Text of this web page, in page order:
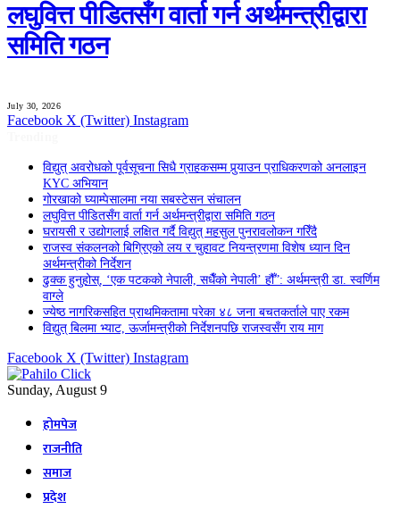
लघुवित्त पीडितसँग वार्ता गर्न अर्थमन्त्रीद्वारा
समिति गठन
July 30, 2026
Facebook X (Twitter) Instagram
विद्युत् अवरोधको पूर्वसूचना सिधै ग्राहकसम्म पुर्‍याउन प्राधिकरणको अनलाइन
KYC अभियान
गोरखाको घ्याम्पेसालमा नया सबस्टेसन संचालन
लघुवित्त पीडितसँग वार्ता गर्न अर्थमन्त्रीद्वारा समिति गठन
घरायसी र उद्योगलाई लक्षित गर्दै विद्युत् महसुल पुनरावलोकन गरिँदै
राजस्व संकलनको बिग्रिएको लय र चुहावट नियन्त्रणमा विशेष ध्यान दिन
अर्थमन्त्रीको निर्देशन
ढुक्क हुनुहोस्, ‘एक पटकको नेपाली, सधैँको नेपाली’ हौँ”: अर्थमन्त्री डा. स्वर्णिम
वाग्ले
ज्येष्ठ नागरिकसहित प्राथमिकतामा परेका ४८ जना बचतकर्ताले पाए रकम
विद्युत् बिलमा भ्याट, ऊर्जामन्त्रीको निर्देशनपछि राजस्वसँग राय माग
Facebook X (Twitter) Instagram
Sunday, August 9
होमपेज
राजनीति
समाज
प्रदेश